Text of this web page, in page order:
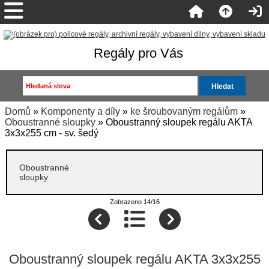
Regály pro Vás
Domů » Komponenty a díly » ke šroubovaným regálům »
Oboustranné sloupky » Oboustranný sloupek regálu AKTA
3x3x255 cm - sv. šedý
Oboustranné
sloupky
Zobrazeno 14/16
Oboustranný sloupek regálu AKTA 3x3x255